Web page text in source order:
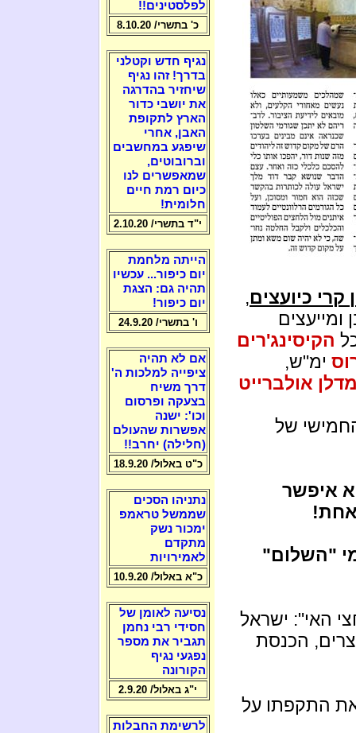
כיועצים,
הקיסינג'רים
ימ"ש,
אולברייט
של
איפשר
אחת!
"השלום"
האי": ישראל
הכנסת
התקפתו על
לפלסטינים!!
כ' בתשרי/ 8.10.20
נגיף חדש וקטלני
בדרך! זהו נגיף
שיחזיר בהדרגה
את יושבי כדור
הארץ לתקופת
האבן, אחרי
שיפגע במחשבים
וברובוטים,
שמאפשרים לנו
כיום רמת חיים
חלומית!
י"ד בתשרי/ 2.10.20
הייתה מלחמת
יום כיפור... עכשיו
תהיה גם: הצגת
יום כיפור!
ו' בתשרי/ 24.9.20
אם לא תהיה
ציפייה למלכות ה'
דרך משיח
בצעקה ופרסום
וכו': ישנה
אפשרות שהעולם
(חלילה) יחרב!!
כ"ט באלול/ 18.9.20
נתניהו הסכים
שממשל טראמפ
ימכור נשק
מתקדם
לאמירויות
כ"א באלול/ 10.9.20
נסיעה לאומן של
חסידי רבי נחמן
תגביר את מספר
נפגעי נגיף
הקורונה
י"ג באלול/ 2.9.20
לרשימת החבלות